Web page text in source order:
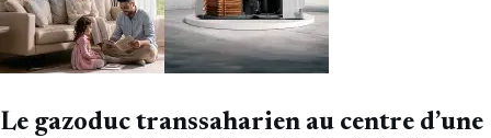
Le gazoduc transsaharien au centre d’une